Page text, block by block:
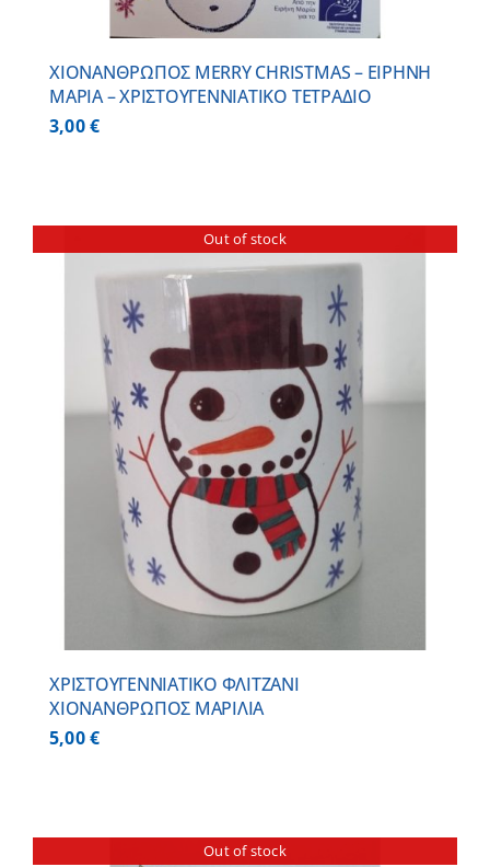
ΧΙΟΝΑΝΘΡΩΠΟΣ MERRY CHRISTMAS – ΕΙΡΗΝΗ
ΜΑΡΙΑ – ΧΡΙΣΤΟΥΓΕΝΝΙΑΤΙΚΟ ΤΕΤΡΑΔΙΟ
3,00€
Out of stock
ΧΡΙΣΤΟΥΓΕΝΝΙΑΤΙΚΟ ΦΛΙΤΖΑΝΙ
ΧΙΟΝΑΝΘΡΩΠΟΣ ΜΑΡΙΛΙΑ
5,00€
Out of stock